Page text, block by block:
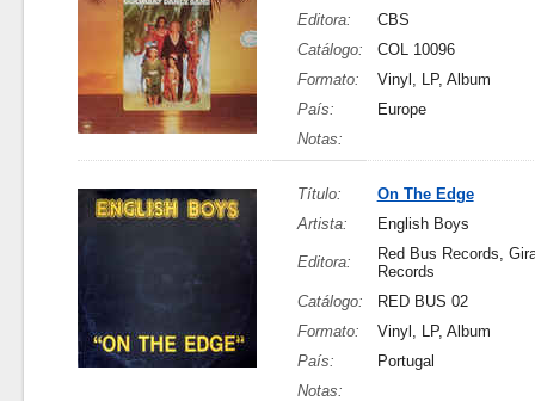
Editora:
CBS
Catálogo:
COL 10096
Formato:
Vinyl, LP, Album
País:
Europe
Notas:
Título:
On The Edge
Artista:
English Boys
Editora:
Red Bus Records,
Records
Catálogo:
RED BUS 02
Formato:
Vinyl, LP, Album
País:
Portugal
Notas: